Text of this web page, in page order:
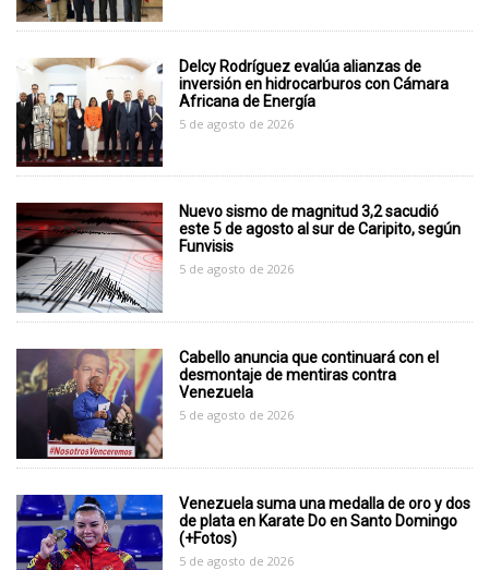
Delcy Rodríguez evalúa alianzas de
inversión en hidrocarburos con Cámara
Africana de Energía
5 de agosto de 2026
Nuevo sismo de magnitud 3,2 sacudió
este 5 de agosto al sur de Caripito, según
Funvisis
5 de agosto de 2026
Cabello anuncia que continuará con el
desmontaje de mentiras contra
Venezuela
5 de agosto de 2026
Venezuela suma una medalla de oro y dos
de plata en Karate Do en Santo Domingo
(+Fotos)
5 de agosto de 2026